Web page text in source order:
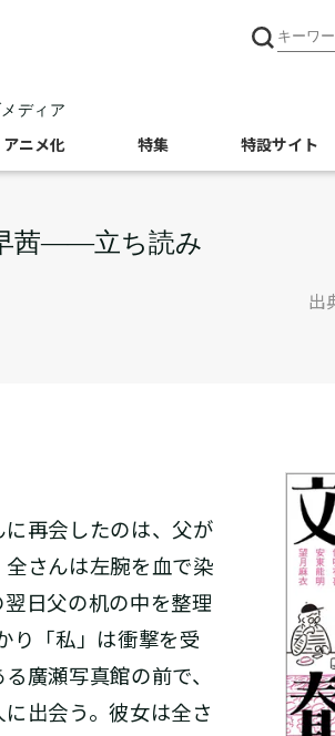
ディア
ニメ化 特集 特設サイト
茜――立ち読み
出
に再会したのは、父が
さんは左腕を血で染
日父の机の中を整理
り「私」は衝撃を受
廣瀬写真館の前で、
に出会う。彼女は全さ